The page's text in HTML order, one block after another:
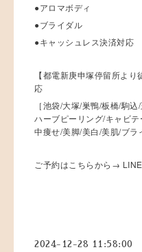
●アロマボディ
●ブライダル
●キャッシュレス決済対応
【都電新庚申塚停留所よ
応
［池袋/大塚/巣鴨/板橋/駒
ハーブピーリング/キャビ
中痩せ/美脚/美白/美肌/ブラ
ご予約はこちらから → LINE
2024-12-28 11:58:00